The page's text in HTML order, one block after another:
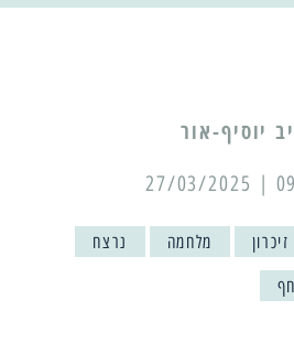
יוסיף-אור
זיכרון מלחמה נרצח